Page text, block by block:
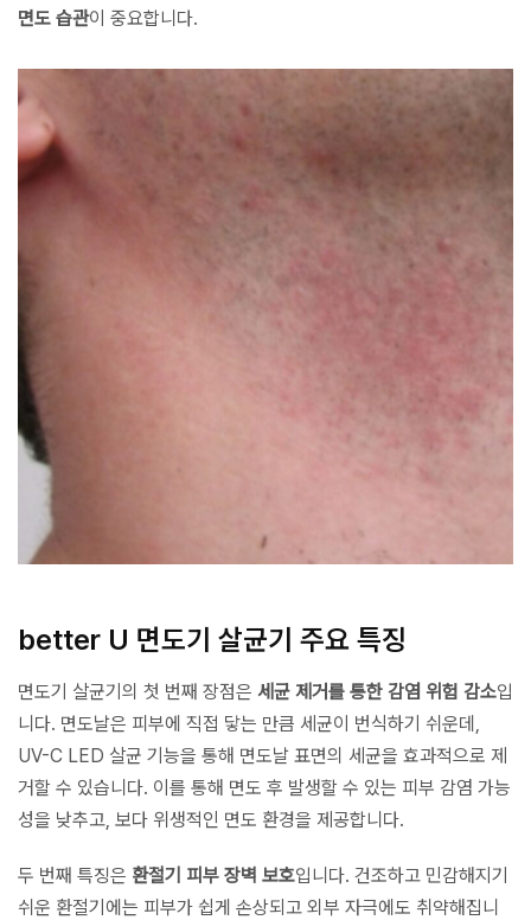
면도 습관이 중요합니다.
better U 면도기 살균기 주요 특징
면도기 살균기의 첫 번째 장점은 세균 제거를 통한 감염 위험 감소입
니다. 면도날은 피부에 직접 닿는 만큼 세균이 번식하기 쉬운데,
UV-C LED 살균 기능을 통해 면도날 표면의 세균을 효과적으로 제
거할 수 있습니다. 이를 통해 면도 후 발생할 수 있는 피부 감염 가능
성을 낮추고, 보다 위생적인 면도 환경을 제공합니다.
두 번째 특징은 환절기 피부 장벽 보호입니다. 건조하고 민감해지기
쉬운 환절기에는 피부가 쉽게 손상되고 외부 자극에도 취약해집니